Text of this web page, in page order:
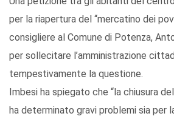
per la riapertura del “mercatino dei
consigliere al Comune di Potenza,
per sollecitare l’amministrazione
tempestivamente la questione.
Imbesi ha spiegato che “la chiusura
ha determinato gravi problemi sia per